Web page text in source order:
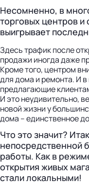
Несомненно, в
торговых центров и
выигрывает
Здесь трафик после
продажи иногда даже
Кроме того, центром
для дома и ремонта. И
предлагающие
И это неудивительно,
новой жизни у
дома – единственное
Что это значит?
непосредственной
работы. Как в
открытия живых
стали локальными!